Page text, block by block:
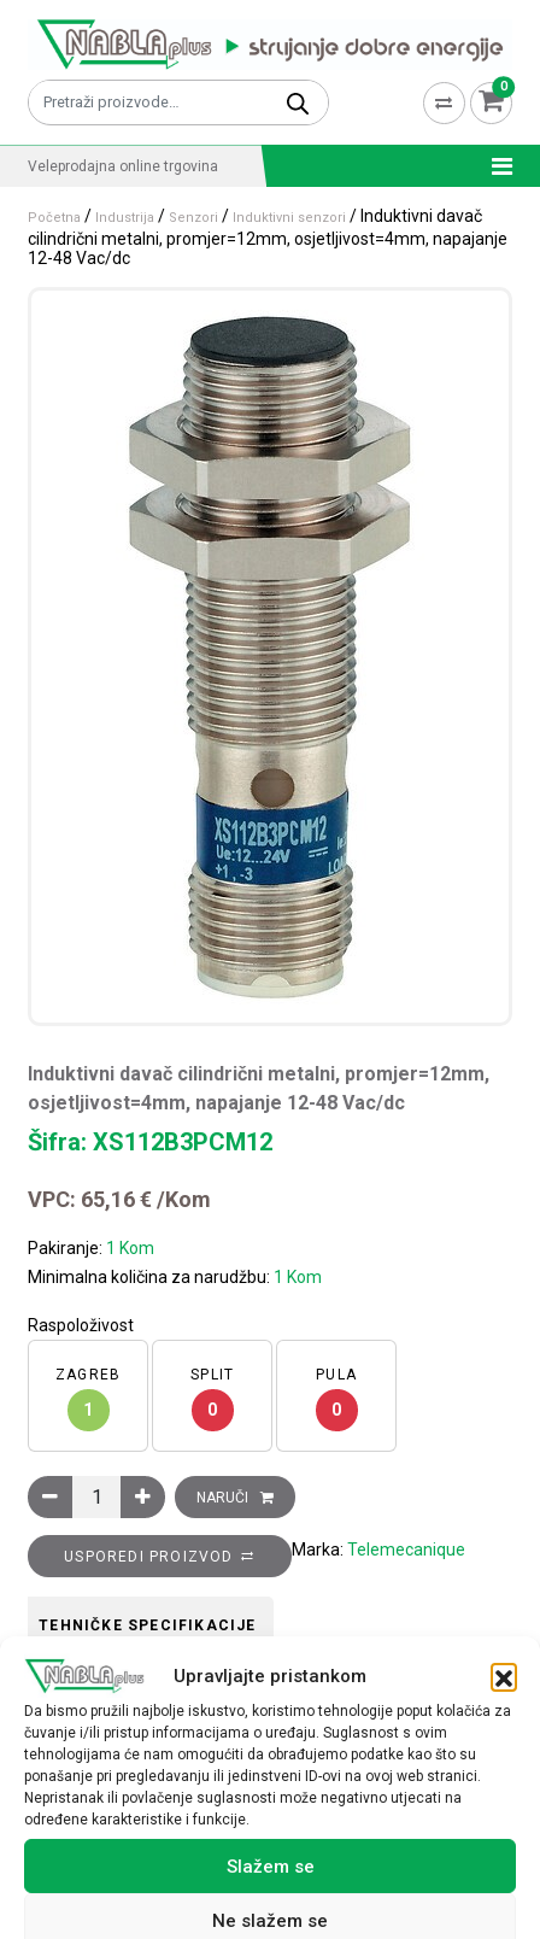
Upravljajte pristankom
Da bismo pružili najbolje iskustvo, koristimo tehnologije poput kolačića za
čuvanje i/ili pristup informacijama o uređaju. Suglasnost s ovim
tehnologijama će nam omogućiti da obrađujemo podatke kao što su
ponašanje pri pregledavanju ili jedinstveni ID-ovi na ovoj web stranici.
Nepristanak ili povlačenje suglasnosti može negativno utjecati na
određene karakteristike i funkcije.
Slažem se
Ne slažem se
Pretraži: 0
Veleprodajna online trgovina
Početna / Industrija / Senzori / Induktivni senzori / Induktivni davač
cilindrični metalni, promjer=12mm, osjetljivost=4mm, napajanje
12-48 Vac/dc
Induktivni davač cilindrični metalni, promjer=12mm,
osjetljivost=4mm, napajanje 12-48 Vac/dc
Šifra: XS112B3PCM12
VPC: 65,16€ /Kom
Pakiranje: 1 Kom
Minimalna količina za narudžbu: 1 Kom
Raspoloživost
ZAGREB
1
SPLIT
0
PULA
0
Induktivni davač cilindrični metalni, promjer=12mm,
NARUČI
USPOREDI PROIZVOD Marka: Telemecanique
TEHNIČKE SPECIFIKACIJE
Promjer (mm)
12
Osjetljivost
4mm